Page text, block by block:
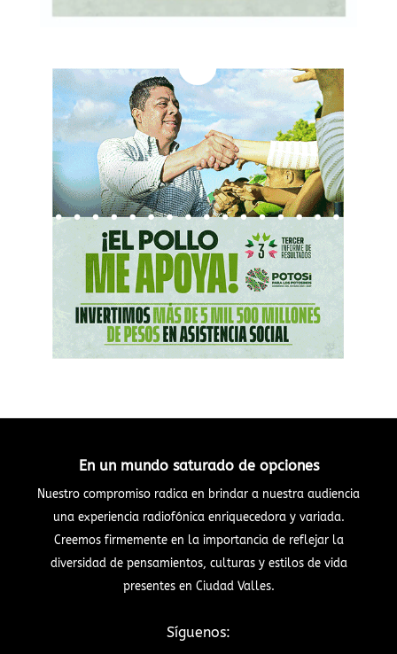
En un mundo saturado de opciones
Nuestro compromiso radica en brindar a nuestra audiencia
una experiencia radiofónica enriquecedora y variada.
Creemos firmemente en la importancia de reflejar la
diversidad de pensamientos, culturas y estilos de vida
presentes en Ciudad Valles.
Síguenos: